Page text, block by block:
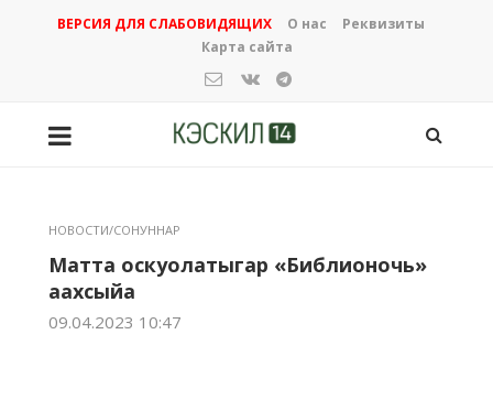
ВЕРСИЯ ДЛЯ СЛАБОВИДЯЩИХ О нас
Реквизиты
Карта сайта
НОВОСТИ/СОНУННАР
Матта оскуолатыгар «Библионочь»
аахсыйа
09.04.2023 10:47